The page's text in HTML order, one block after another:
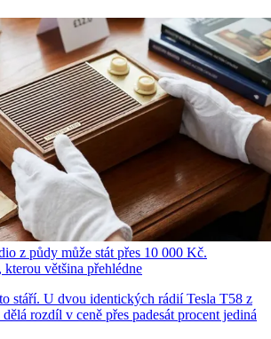
z půdy může stát přes 10 000 Kč.
většina přehlédne
stáří. U dvou identických rádií Tesla T58 z
rozdíl v ceně přes padesát procent jediná